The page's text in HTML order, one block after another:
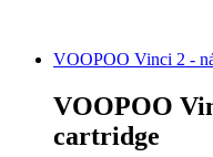
VOOPOO Vinci 2 -
VOOPOO
cartridge